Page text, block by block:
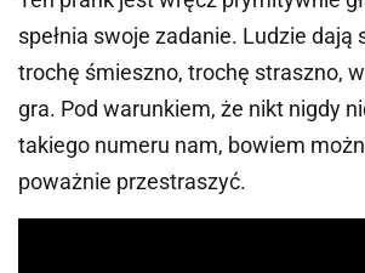
spełnia swoje zadanie. Ludzie dają
trochę śmieszno, trochę straszno,
gra. Pod warunkiem, że nikt nigdy
takiego numeru nam, bowiem
poważnie przestraszyć.